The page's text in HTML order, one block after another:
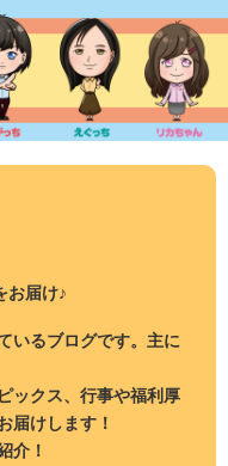
お届け♪
いるブログです。主に
ックス、行事や福利厚
届けします！
介！